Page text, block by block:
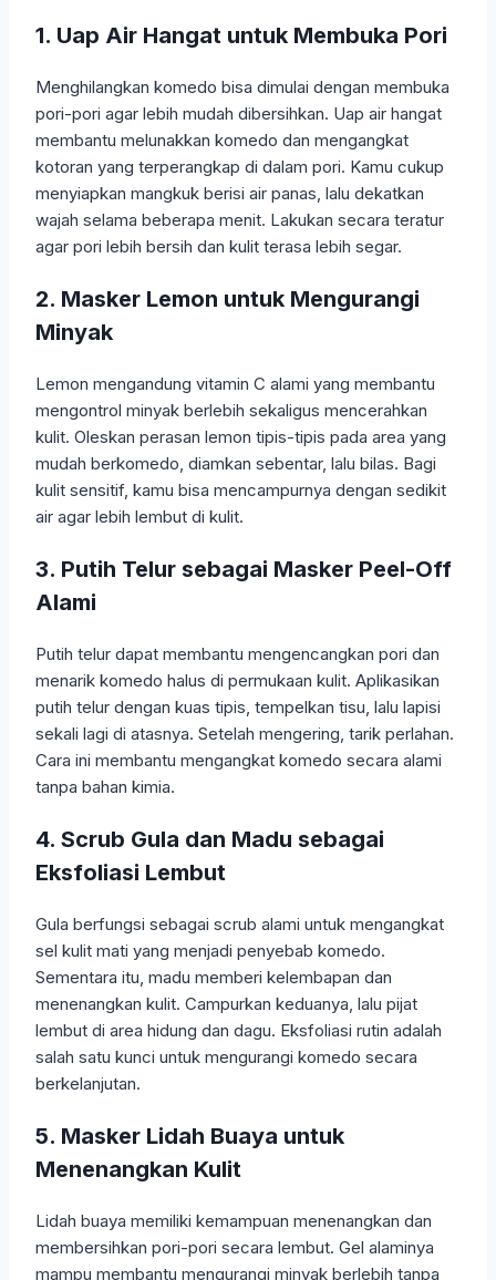
1. Uap Air Hangat untuk Membuka Pori
Menghilangkan komedo bisa dimulai dengan membuka
pori-pori agar lebih mudah dibersihkan. Uap air hangat
membantu melunakkan komedo dan mengangkat
kotoran yang terperangkap di dalam pori. Kamu cukup
menyiapkan mangkuk berisi air panas, lalu dekatkan
wajah selama beberapa menit. Lakukan secara teratur
agar pori lebih bersih dan kulit terasa lebih segar.
2. Masker Lemon untuk Mengurangi
Minyak
Lemon mengandung vitamin C alami yang membantu
mengontrol minyak berlebih sekaligus mencerahkan
kulit. Oleskan perasan lemon tipis-tipis pada area yang
mudah berkomedo, diamkan sebentar, lalu bilas. Bagi
kulit sensitif, kamu bisa mencampurnya dengan sedikit
air agar lebih lembut di kulit.
3. Putih Telur sebagai Masker Peel-Off
Alami
Putih telur dapat membantu mengencangkan pori dan
menarik komedo halus di permukaan kulit. Aplikasikan
putih telur dengan kuas tipis, tempelkan tisu, lalu lapisi
sekali lagi di atasnya. Setelah mengering, tarik perlahan.
Cara ini membantu mengangkat komedo secara alami
tanpa bahan kimia.
4. Scrub Gula dan Madu sebagai
Eksfoliasi Lembut
Gula berfungsi sebagai scrub alami untuk mengangkat
sel kulit mati yang menjadi penyebab komedo.
Sementara itu, madu memberi kelembapan dan
menenangkan kulit. Campurkan keduanya, lalu pijat
lembut di area hidung dan dagu. Eksfoliasi rutin adalah
salah satu kunci untuk mengurangi komedo secara
berkelanjutan.
5. Masker Lidah Buaya untuk
Menenangkan Kulit
Lidah buaya memiliki kemampuan menenangkan dan
membersihkan pori-pori secara lembut. Gel alaminya
mampu membantu mengurangi minyak berlebih tanpa